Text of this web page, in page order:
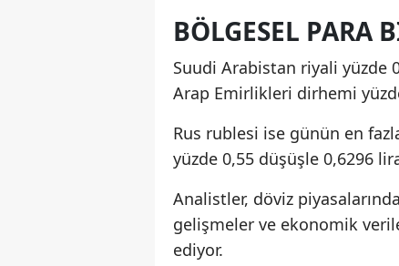
BÖLGESEL PARA
Suudi Arabistan riyali yüzde
Arap Emirlikleri dirhemi
Rus rublesi ise günün en
yüzde 0,55 düşüşle 0,6296
Analistler, döviz
gelişmeler ve ekonomik
ediyor.